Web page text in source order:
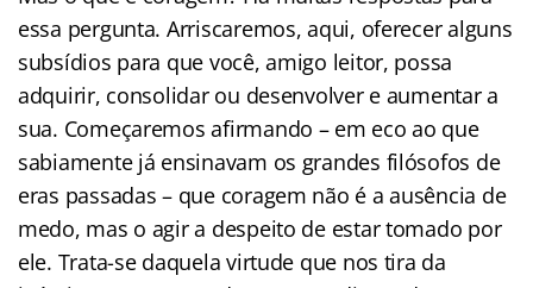
essa pergunta. Arriscaremos, aqui, oferecer alguns
subsídios para que você, amigo leitor, possa
adquirir, consolidar ou desenvolver e aumentar a
sua. Começaremos afirmando – em eco ao que
sabiamente já ensinavam os grandes filósofos de
eras passadas – que coragem não é a ausência de
medo, mas o agir a despeito de estar tomado por
ele. Trata-se daquela virtude que nos tira da